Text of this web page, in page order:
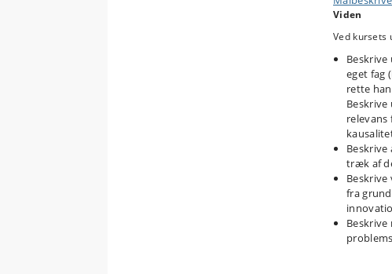
Viden
Ved kursets
eget fag
rette
relevans
træk af
fra